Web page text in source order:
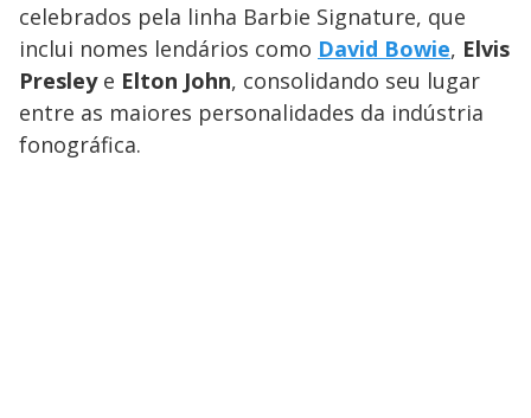
celebrados pela linha Barbie Signature, que
inclui nomes lendários como David Bowie, Elvis
Presleye Elton John, consolidando seu lugar
entre as maiores personalidades da indústria
fonográfica.